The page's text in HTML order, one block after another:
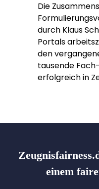
Die
durch Klaus
Portals
den
tausende
erfolgreich in
einem